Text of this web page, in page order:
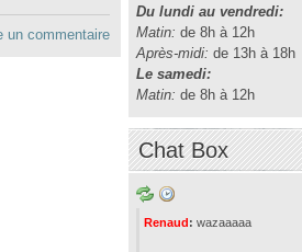
un commentaire
Du lundi au vendredi:
Matin: de 8h à 12h
Après-midi: de 13h à 18h
Le samedi:
Matin: de 8h à 12h
Chat Box
Renaud: wazaaaaa